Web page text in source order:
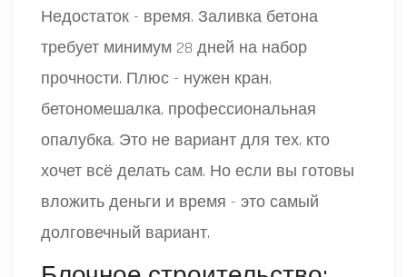
Недостаток - время. Заливка бетона
требует минимум 28 дней на набор
прочности. Плюс - нужен кран,
бетономешалка, профессиональная
опалубка. Это не вариант для тех, кто
хочет всё делать сам. Но если вы готовы
вложить деньги и время - это самый
долговечный вариант.